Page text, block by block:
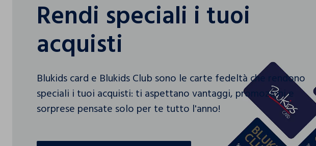
Rendi speciali i tuoi
acquisti
Blukids card e Blukids Club sono le carte fedeltà che rendono
speciali i tuoi acquisti: ti aspettano vantaggi, promozioni e
sorprese pensate solo per te tutto l'anno!